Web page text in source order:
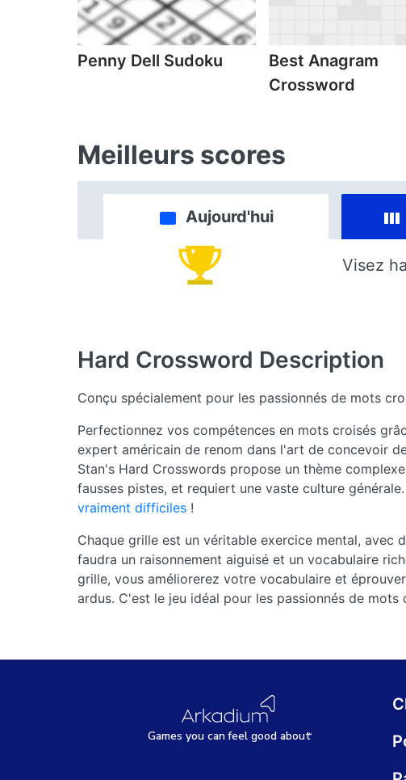
Penny Dell Sudoku
Best Anagram
Crossword
Meilleurs scores
Aujourd'hui
Visez
Hard Crossword Description
Conçu spécialement pour les passionnés de mots
Perfectionnez vos compétences en mots croisés
expert américain de renom dans l'art de concevoir
Stan's Hard Crosswords propose un thème
fausses pistes, et requiert une vaste culture
vraiment difficiles !
Chaque grille est un véritable exercice mental,
faudra un raisonnement aiguisé et un vocabulaire
grille, vous améliorerez votre vocabulaire et
ardus. C'est le jeu idéal pour les passionnés de
Games you canfeel good about